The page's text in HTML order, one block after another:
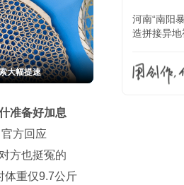
楼"读数"爆表" 当地回应
河南“南阳
造拼接异地
准备好加息
官方回应
方也挺冤的
体重仅9.7公斤